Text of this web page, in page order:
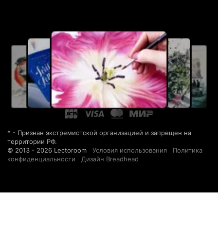
* - Признан экстремистской организацией и запрещен на
территории РФ.
© 2013 - 2026 Lectoroom Условия использования
Политика
конфиденциальности
Дизайн Breadhead